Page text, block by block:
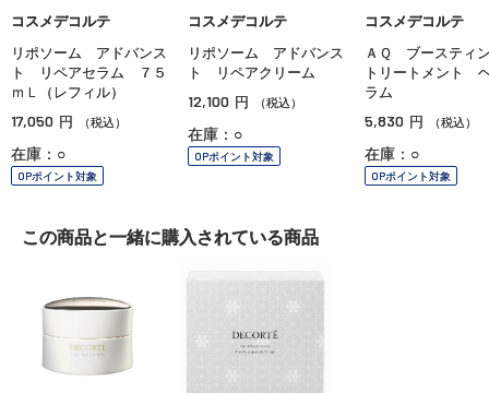
コスメデコルテ
リポソーム アドバンス
ト リペアセラム ７５
ｍＬ（レフィル）
17,050 円 （税込）
在庫：○
OPポイント対象
コスメデコルテ
リポソーム アドバンス
ト リペアクリーム
12,100 円 （税込）
在庫：○
OPポイント対象
コスメデコルテ
ＡＱ ブーステ
トリートメント
ラム
5,830 円 （税込）
在庫：○
OPポイント対象
この商品と一緒に購入されている商品